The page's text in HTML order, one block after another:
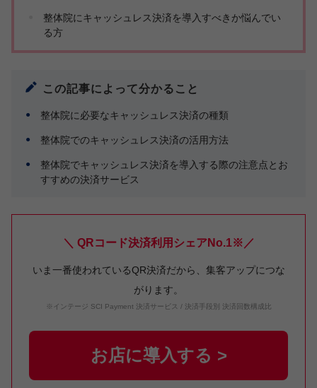
整体院にキャッシュレス決済を導入すべきか悩んでい
る方
この記事によって分かること
整体院に必要なキャッシュレス決済の種類
整体院でのキャッシュレス決済の活用方法
整体院でキャッシュレス決済を導入する際の注意点とお
すすめの決済サービス
＼ QRコード決済利用シェアNo.1※／
いま一番使われているQR決済だから、集客アップにつな
がります。
※インテージ SCI Payment 決済サービス / 決済手段別 決済回数構成比
お店に導入する >